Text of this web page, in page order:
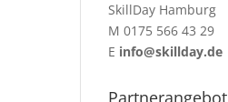
SkillDay Hamburg
M 0175 566 43 29
E info@skillday.de
Partnerangebot